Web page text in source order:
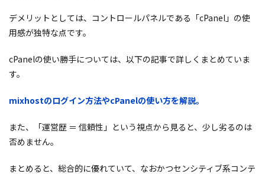
デメリットとしては、コントロールパネルである「cPanel」の使
用感が独特な点です。
cPanelの使い勝手については、以下の記事で詳しくまとめていま
す。
mixhostのログイン方法やcPanelの使い方を解説。
また、「運営歴 ＝ 信頼性」という視点から見ると、少し劣るのは
否めません。
まとめると、総合的に優れていて、なおかつセンシティブ系コンテ